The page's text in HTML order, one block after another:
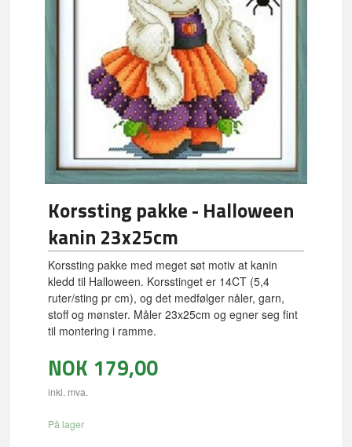
Korssting pakke - Halloween
kanin 23x25cm
Korssting pakke med meget søt motiv at kanin
kledd til Halloween. Korsstinget er 14CT (5,4
ruter/sting pr cm), og det medfølger nåler, garn,
stoff og mønster. Måler 23x25cm og egner seg fint
til montering i ramme.
NOK 179,00
inkl. mva.
På lager